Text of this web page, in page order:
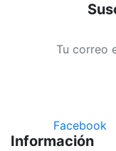
Facebook
Información